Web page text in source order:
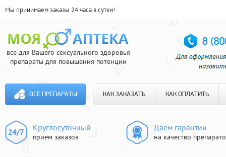
Мы принимаем заказы 24 часа в сутки!
все для Вашего сексуального здоровья
препараты для повышения потенции
ВСЕ ПРЕПАРАТЫ КАК ЗАКАЗАТЬ КАК ОПЛАТИТЬ
Круглосуточный
прием заказов
Даем гарантии
на качество